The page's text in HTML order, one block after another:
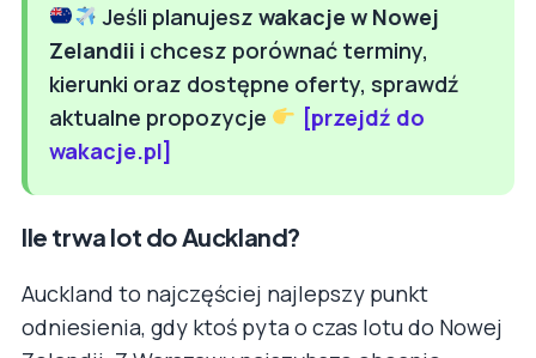
Jeśli planujesz wakacje w Nowej
Zelandii i chcesz porównać terminy,
kierunki oraz dostępne oferty, sprawdź
aktualne propozycje
[przejdź do
wakacje.pl]
Ile trwa lot do Auckland?
Auckland to najczęściej najlepszy punkt
odniesienia, gdy ktoś pyta o czas lotu do Nowej